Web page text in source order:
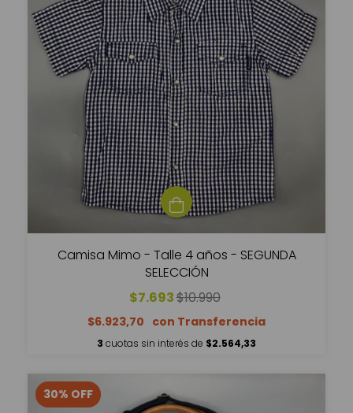
Camisa Mimo - Talle 4 años - SEGUNDA
SELECCIÓN
$7.693$10.990
$6.923,70
3 cuotas sin interés de $2.564,33
30% OFF